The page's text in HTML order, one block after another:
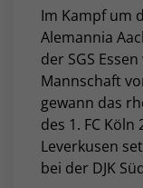
Im Kampf um
Alemannia
der SGS
Mannschaft
gewann das
des 1. FC
Leverkusen
bei der DJK